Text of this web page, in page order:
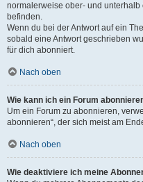
normalerweise ober- und
befinden.
Wenn du bei der Antwort auf ein
sobald eine Antwort geschrieben
für dich abonniert.
Nach oben
Wie kann ich ein Forum
Um ein Forum zu abonnieren,
abonnieren“, der sich meist am
Nach oben
Wie deaktiviere ich meine